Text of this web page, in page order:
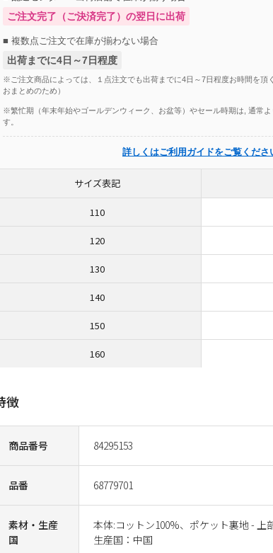
商品番号 84295153
品番 68779701
素材・生産
国
本体:コットン100%、ポケット裏地 - 上
生産国：中国
ご注文完了（ご決済完了）の翌日に出荷
■ 複数点ご注文で在庫が揃わない場合
出荷までに4日～7日程度
※ご注文商品によっては、１点注文でも出荷までに4日～7日程度お時間を頂
おまとめのため）
※繁忙期（年末年始やゴールデンウィーク、お盆等）やセール時期は, 通常
す。
詳しくはご利用ガイドをご覧くださ
徴
サイズ表記
110
120
130
140
150
160